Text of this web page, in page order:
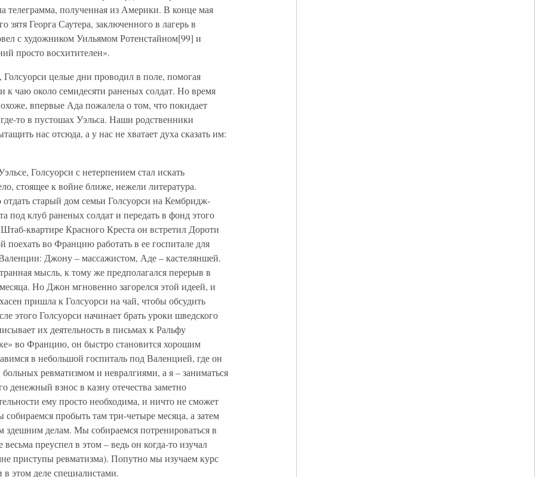
телеграмма, полученная из Америки. В конце мая
зятя Георга Саутера, заключенного в лагерь в
с художником Уильямом Ротенстайном[99] и
просто восхитителен».
целые дни проводил в поле, помогая
к чаю около семидесяти раненых солдат. Но время
впервые Ада пожалела о том, что покидает
то в пустошах Уэльса. Наши родственники
нас отсюда, а у нас не хватает духа сказать им:
Голсуорси с нетерпением стал искать
стоящее к войне ближе, нежели литература.
старый дом семьи Голсуорси на Кембридж-
под клуб раненых солдат и передать в фонд этого
квартире Красного Креста он встретил Дороти
во Францию работать в ее госпитале для
Джону – массажистом, Аде – кастеляншей.
мысль, к тому же предполагался перерыв в
Но Джон мгновенно загорелся этой идеей, и
пришла к Голсуорси на чай, чтобы обсудить
этого Голсуорси начинает брать уроки шведского
их деятельность в письмах к Ральфу
во Францию, он быстро становится хорошим
в небольшой госпиталь под Валенцией, где он
больных ревматизмом и невралгиями, а я – заниматься
взнос в казну отечества заметно
ему просто необходима, и ничто не сможет
пробыть там три-четыре месяца, а затем
здешним делам. Мы собираемся потренироваться в
преуспел в этом – ведь он когда-то изучал
приступы ревматизма). Попутно мы изучаем курс
этом деле специалистами.